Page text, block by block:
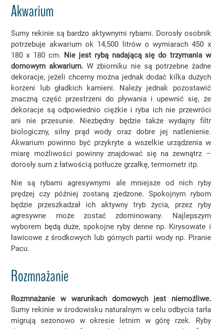
Akwarium
Sumy rekinie są bardzo aktywnymi rybami. Dorosły osobnik
potrzebuje akwarium ok 14,500 litrów o wymiarach 450 x
180 x 180 cm. Nie jest rybą nadającą się do trzymania w
domowym akwarium. W zbiorniku nie są potrzebne żadne
dekoracje, jeżeli chcemy można jednak dodać kilka dużych
korzeni lub gładkich kamieni. Należy jednak pozostawić
znaczną część przestrzeni do pływania i upewnić się, że
dekoracje są odpowiednio ciężkie i ryba ich nie przewróci
ani nie przesunie. Niezbędny będzie także wydajny filtr
biologiczny, silny prąd wody oraz dobre jej natlenienie.
Akwarium powinno być przykryte a wszelkie urządzenia w
miarę możliwości powinny znajdować się na zewnątrz –
dorosły sum z łatwością potłucze grzałkę, termometr itp.
Nie są rybami agresywnymi ale mniejsze od nich ryby
prędzej czy później zostaną zjedzone. Spokojnym rybom
będzie przeszkadzał ich aktywny tryb życia, przez ryby
agresywne może zostać zdominowany. Najlepszym
wyborem będą duże, spokojne ryby denne np. Kirysowate i
ławicowe z środkowych lub górnych partii wody np. Piranie
Pacu.
Rozmnażanie
Rozmnażanie w warunkach domowych jest niemożliwe.
Sumy rekinie w środowisku naturalnym w celu odbycia tarła
migrują sezonowo w okresie letnim w górę rzek. Ryby